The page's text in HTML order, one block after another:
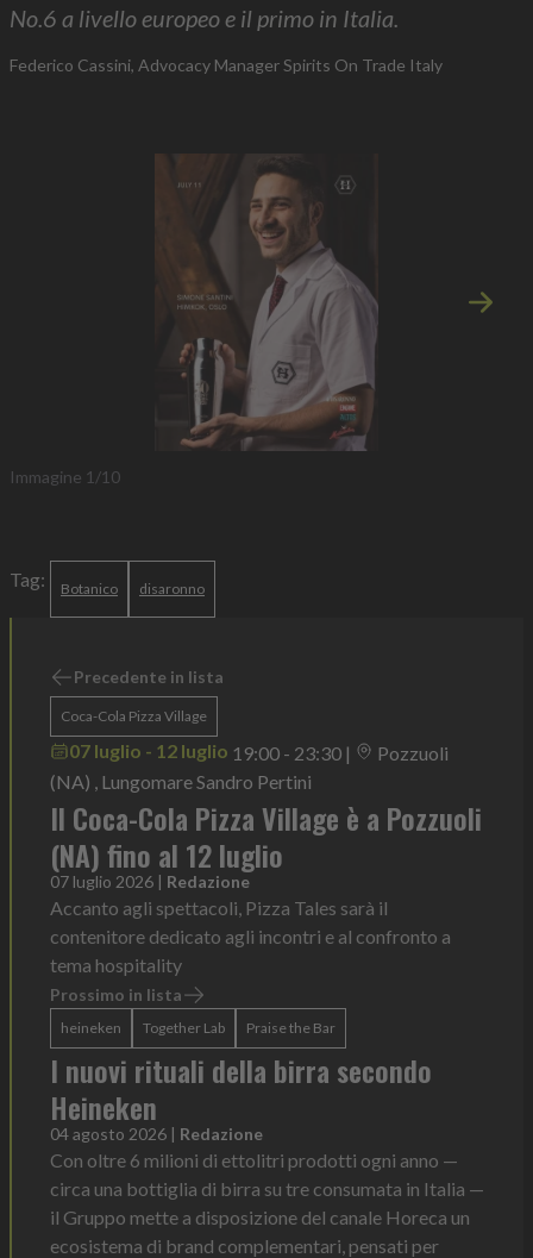
No.6 a livello europeo e il primo in Italia.
Federico Cassini, Advocacy Manager Spirits On Trade Italy
Immagine 1 /10
Tag: Botanico disaronno
Precedente in lista
Coca-Cola Pizza Village
07 luglio - 12 luglio 19:00 - 23:30 |
Pozzuoli
(NA) , Lungomare Sandro Pertini
Il Coca-Cola Pizza Village è a Pozzuoli
(NA) fino al 12 luglio
07 luglio 2026 | Redazione
Accanto agli spettacoli, Pizza Tales sarà il
contenitore dedicato agli incontri e al confronto a
tema hospitality
Prossimo in lista
heineken Together Lab Praise the Bar
I nuovi rituali della birra secondo
Heineken
04 agosto 2026 | Redazione
Con oltre 6 milioni di ettolitri prodotti ogni anno —
circa una bottiglia di birra su tre consumata in Italia —
il Gruppo mette a disposizione del canale Horeca un
ecosistema di brand complementari, pensati per